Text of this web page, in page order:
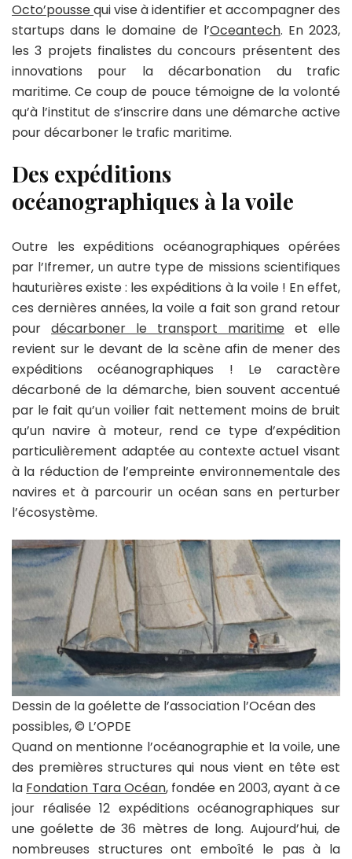
Octo’poussequi vise à identifier et accompagner des
startups dans le domaine de l’Oceantech. En 2023,
les 3 projets finalistes du concours présentent des
innovations pour la décarbonation du trafic
maritime. Ce coup de pouce témoigne de la volonté
qu’à l’institut de s’inscrire dans une démarche active
pour décarboner le trafic maritime.
Des expéditions
océanographiques à la voile
Outre les expéditions océanographiques opérées
par l’Ifremer, un autre type de missions scientifiques
hauturières existe : les expéditions à la voile ! En effet,
ces dernières années, la voile a fait son grand retour
pour décarboner le transport maritime et elle
revient sur le devant de la scène afin de mener des
expéditions océanographiques ! Le caractère
décarboné de la démarche, bien souvent accentué
par le fait qu’un voilier fait nettement moins de bruit
qu’un navire à moteur, rend ce type d’expédition
particulièrement adaptée au contexte actuel visant
à la réduction de l’empreinte environnementale des
navires et à parcourir un océan sans en perturber
l’écosystème.
Dessin de la goélette de l’association l’Océan des
possibles, © L’OPDE
Quand on mentionne l’océanographie et la voile, une
des premières structures qui nous vient en tête est
la Fondation Tara Océan, fondée en 2003, ayant à ce
jour réalisée 12 expéditions océanographiques sur
une goélette de 36 mètres de long. Aujourd’hui, de
nombreuses structures ont emboîté le pas à la